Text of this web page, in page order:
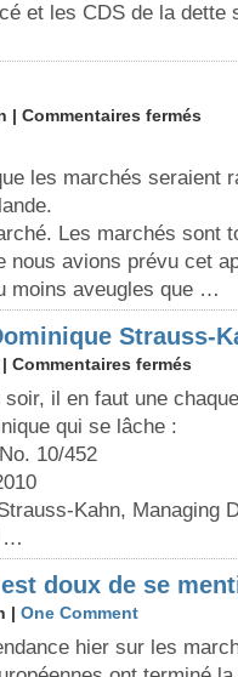
et les CDS de la dette
| Commentaires fermés
les marchés seraient
Les marchés sont
nous avions prévu cet
moins aveugles que …
Strauss-
Commentaires fermés
il en faut une
qui se lâche :
10/452
Kahn, Managing
…
doux de se
| One Comment
hier sur les